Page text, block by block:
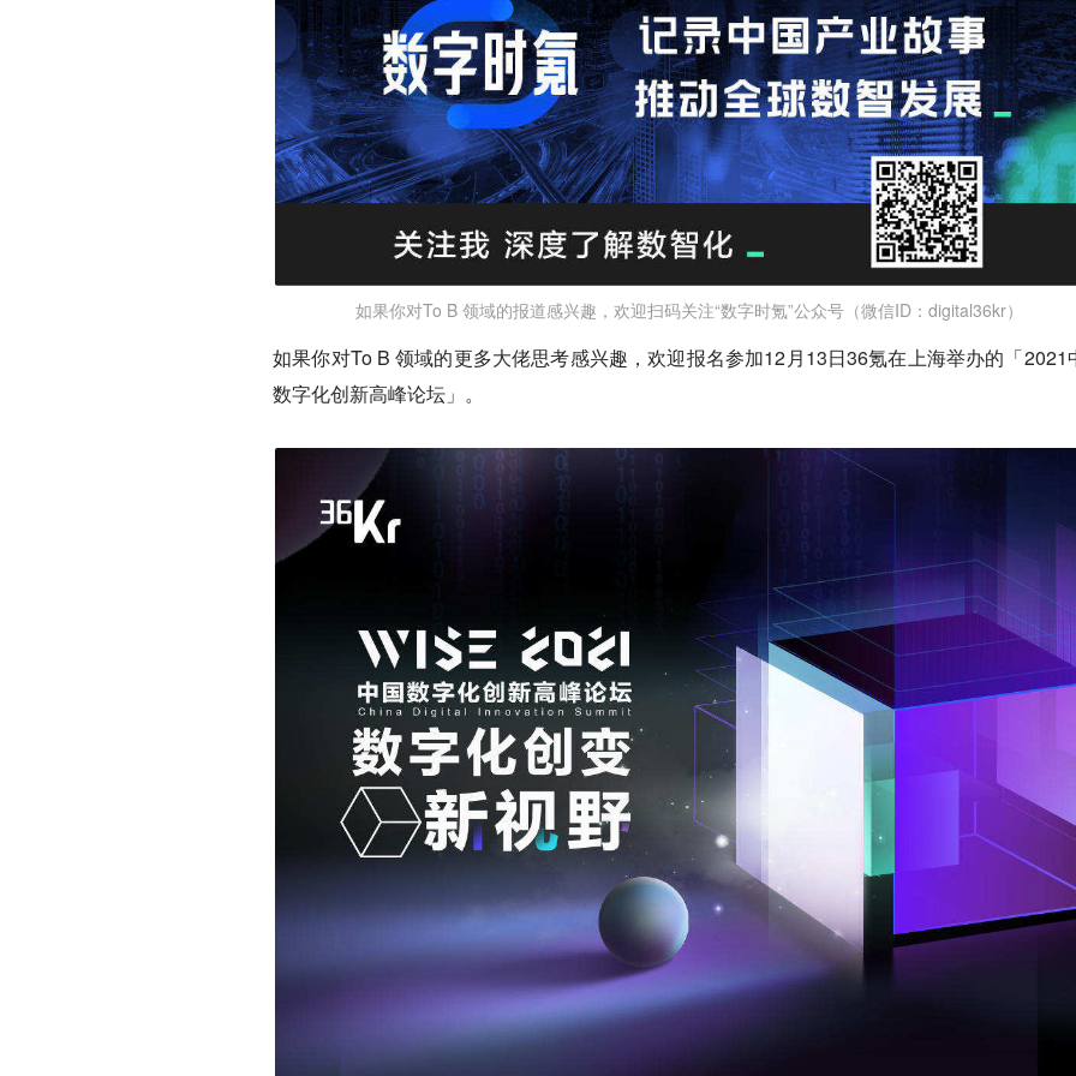
如果你对To B 领域的报道感兴趣，欢迎扫码关注“数字时氪”公众号（微信ID：digital36kr）
如果你对To B 领域的更多大佬思考感兴趣，欢迎报名参加12月13日36氪在上海举办的「2021
数字化创新高峰论坛」。